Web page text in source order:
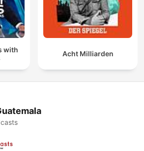
with
Acht Milliarden